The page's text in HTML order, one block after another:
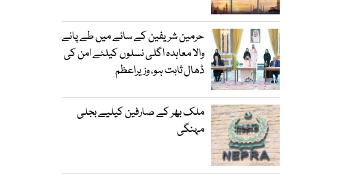
حرمین شریفین کے سائے میں طے پانے
والا معاہدہ اگلی نسلوں کیلئے امن کی
ڈھال ثابت ہو، وزیراعظم
ملک بھر کے صارفین کیلیے بجلی
مہنگی